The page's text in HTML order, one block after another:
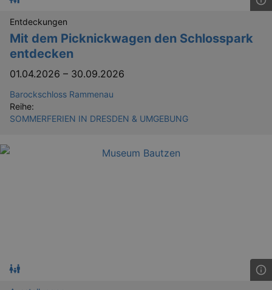
Entdeckungen
Mit dem Picknickwagen den Schlosspark
entdecken
01.04.2026 – 30.09.2026
Barockschloss Rammenau
Reihe:
SOMMERFERIEN IN DRESDEN & UMGEBUNG